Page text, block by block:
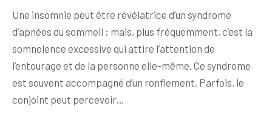
Une insomnie peut être révélatrice d’un syndrome
d’apnées du sommeil ; mais, plus fréquemment, c’est la
somnolence excessive qui attire l’attention de
l’entourage et de la personne elle-même. Ce syndrome
est souvent accompagné d’un ronflement. Parfois, le
conjoint peut percevoir…